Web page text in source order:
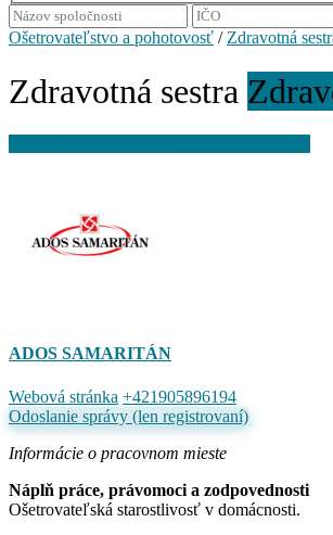
Ošetrovateľstvo a pohotovosť / Zdravotná
Zdravotná sestra
ADOS SAMARITÁN
Webová stránka +421905896194
Odoslanie správy (len registrovaní)
Informácie o pracovnom mieste
Náplň práce, právomoci a zodpovednosti
Ošetrovateľská starostlivosť v domácnosti.